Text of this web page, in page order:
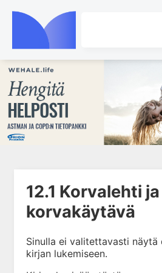
1. Ensihoito
2. Sydän- ja verisuonitaudit
3. Keuhkosairaudet
6. Reumasairaudet
7. Fysiatria
8. Neurologia
9. Neurokirurgia
12.1 Korvalehti ja
korvakäytävä
Sinulla ei valitettavasti näytä
kirjan lukemiseen.